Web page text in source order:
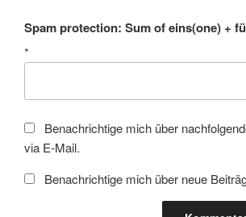
Spam protection: Sum of eins(one) +
*
Benachrichtige mich über
via E-Mail.
Benachrichtige mich über neue